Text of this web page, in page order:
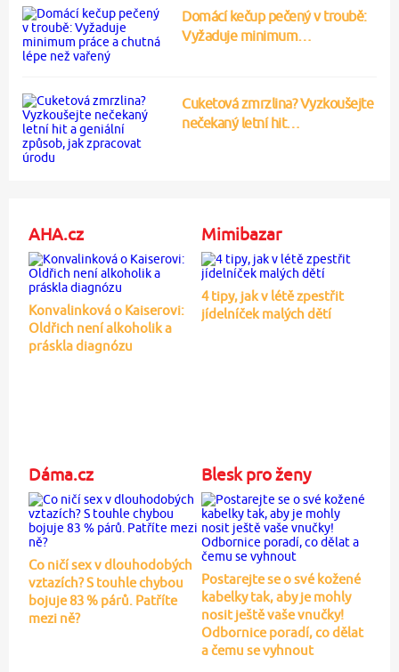
Domácí kečup pečený v troubě:
Vyžaduje minimum…
Cuketová zmrzlina? Vyzkoušejte
nečekaný letní hit…
AHA.cz
Konvalinková o Kaiserovi:
Oldřich není alkoholik a
práskla diagnózu
Mimibazar
4 tipy, jak v létě zpestřit
jídelníček malých dětí
Dáma.cz
Co ničí sex v dlouhodobých
vztazích? S touhle chybou
bojuje 83 % párů. Patříte
mezi ně?
Blesk pro ženy
Postarejte se o své kožené
kabelky tak, aby je mohly
nosit ještě vaše vnučky!
Odbornice poradí, co dělat
a čemu se vyhnout